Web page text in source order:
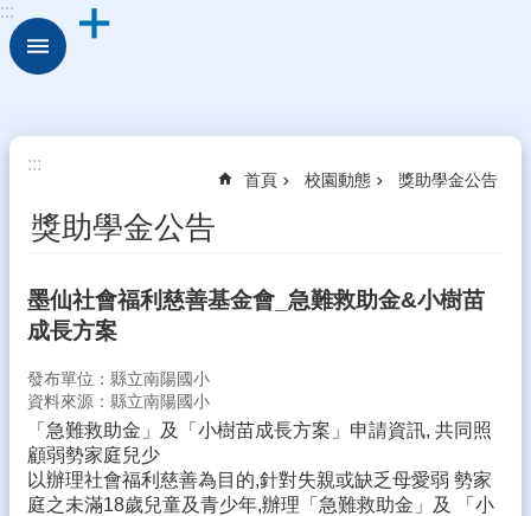
跳到主要內容區塊
進
校
動
態
識
本
行
政
處
室
:::
:::
首頁 校園動態 獎助學金公告
獎助學金公告
墨仙社會福利慈善基金會_急難救助金&小樹苗
成長方案
發布單位：縣立南陽國小
資料來源：縣立南陽國小
「急難救助金」及「小樹苗成長方案」申請資訊, 共同照
顧弱勢家庭兒少
以辦理社會福利慈善為目的,針對失親或缺乏母愛弱 勢家
庭之未滿18歲兒童及青少年,辦理「急難救助金」及 「小